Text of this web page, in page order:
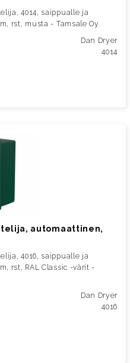
4014, saippualle ja
rst, musta - Tamsale Oy
Dan Dryer
4014
automaattinen,
4016, saippualle ja
rst, RAL Classic -värit -
Dan Dryer
4016